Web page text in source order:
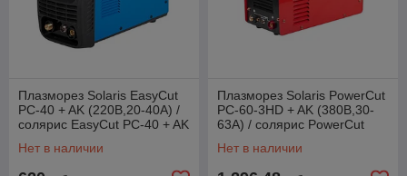
Плазморез Solaris EasyCut
PC-40 + AK (220В,20-40А) /
солярис EasyCut PC-40 + AK
Нет в наличии
Плазморез Solaris PowerCut
PC-60-3HD + AK (380В,30-
63А) / солярис PowerCut
Нет в наличии